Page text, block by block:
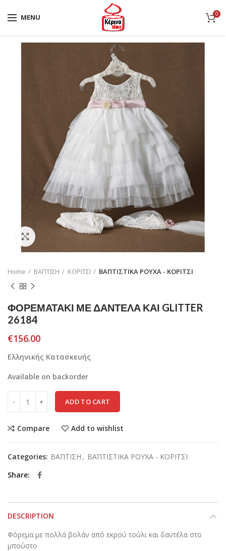
MENU 0
Click to enlarge
Home ΒΑΠΤΙΣΗ ΚΟΡΙΤΣΙ ΒΑΠΤΙΣΤΙΚΑ ΡΟΥΧΑ - ΚΟΡΙΤΣΙ
ΦΟΡΕΜΑΤΑΚΙ ΜΕ ΔΑΝΤΕΛΑ ΚΑΙ GLITTER
26184
€156.00
Ελληνικής Κατασκευής
Available on backorder
ADD TO CART
Compare Add to wishlist
Categories: ΒΑΠΤΙΣΗ , ΒΑΠΤΙΣΤΙΚΑ ΡΟΥΧΑ - ΚΟΡΙΤΣΙ
Share
DESCRIPTION
Φόρεμα με πολλά βολάν από εκρού τούλι και δαντέλα στο
μπούστο